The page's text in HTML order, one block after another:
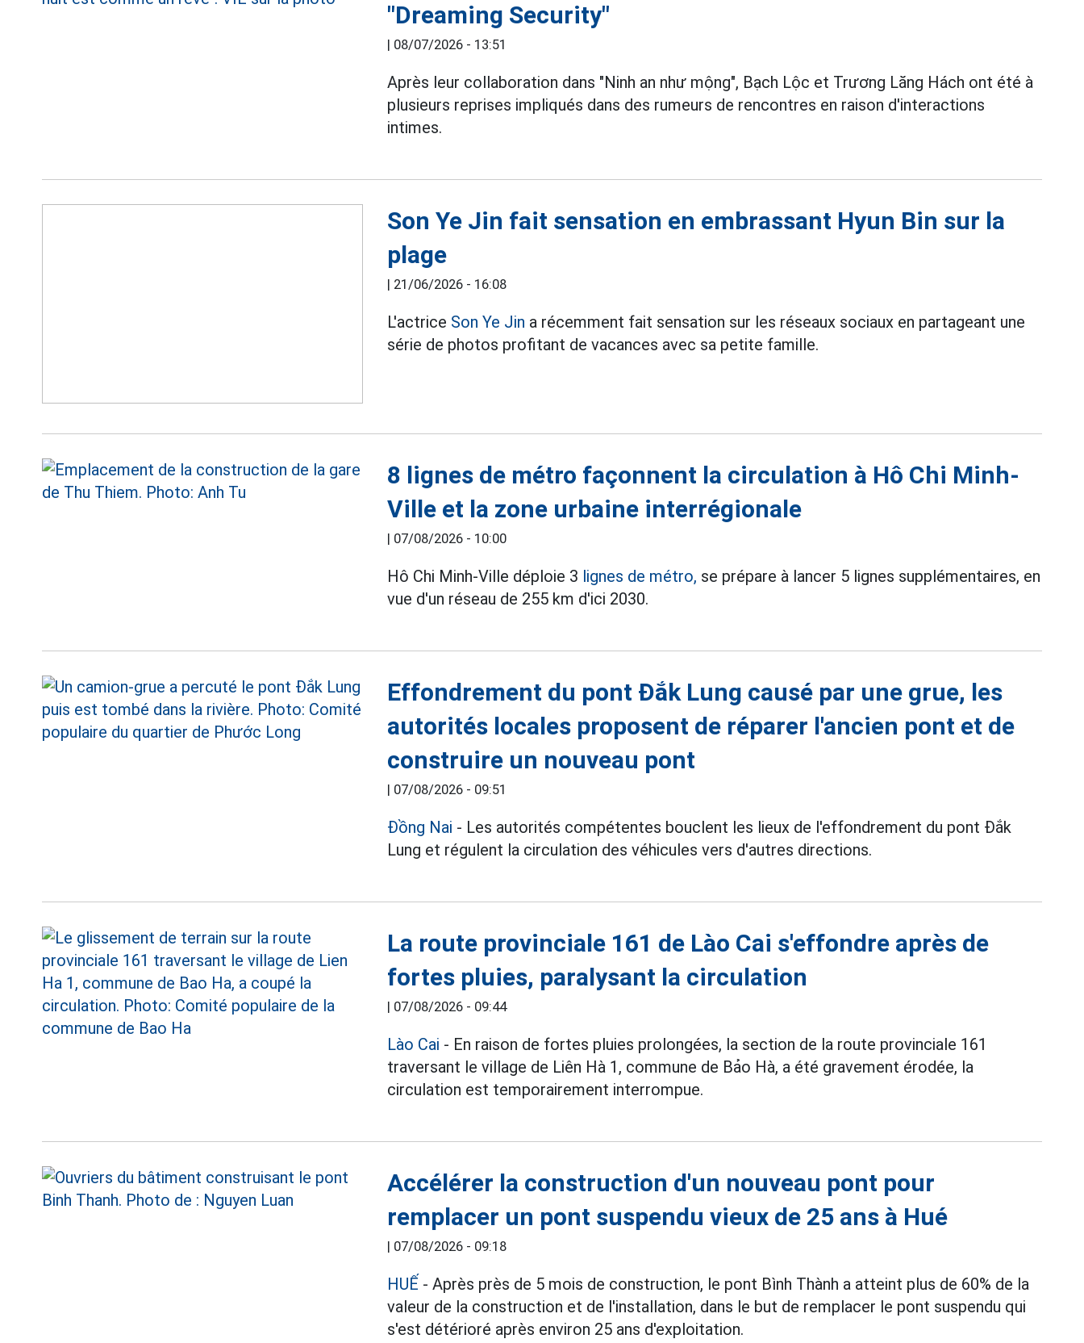
"Dreaming Security"
| 08/07/2026 - 13:51
Après leur collaboration dans "Ninh an như mộng", Bạch Lộc et Trương Lăng Hách ont été à
plusieurs reprises impliqués dans des rumeurs de rencontres en raison d'interactions
intimes.
Son Ye Jin fait sensation en embrassant Hyun Bin sur la
plage
| 21/06/2026 - 16:08
L'actrice Son Ye Jin a récemment fait sensation sur les réseaux sociaux en partageant une
série de photos profitant de vacances avec sa petite famille.
8 lignes de métro façonnent la circulation à Hô Chi Minh-
Ville et la zone urbaine interrégionale
| 07/08/2026 - 10:00
Hô Chi Minh-Ville déploie 3 lignes de métro, se prépare à lancer 5 lignes supplémentaires, en
vue d'un réseau de 255 km d'ici 2030.
Effondrement du pont Đắk Lung causé par une grue, les
autorités locales proposent de réparer l'ancien pont et de
construire un nouveau pont
| 07/08/2026 - 09:51
Đồng Nai - Les autorités compétentes bouclent les lieux de l'effondrement du pont Đắk
Lung et régulent la circulation des véhicules vers d'autres directions.
La route provinciale 161 de Lào Cai s'effondre après de
fortes pluies, paralysant la circulation
| 07/08/2026 - 09:44
Lào Cai - En raison de fortes pluies prolongées, la section de la route provinciale 161
traversant le village de Liên Hà 1, commune de Bảo Hà, a été gravement érodée, la
circulation est temporairement interrompue.
Accélérer la construction d'un nouveau pont pour
remplacer un pont suspendu vieux de 25 ans à Hué
| 07/08/2026 - 09:18
HUẾ - Après près de 5 mois de construction, le pont Bình Thành a atteint plus de 60% de la
valeur de la construction et de l'installation, dans le but de remplacer le pont suspendu qui
s'est détérioré après environ 25 ans d'exploitation.